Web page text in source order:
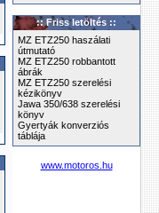
:: Friss letöltés ::
MZ ETZ250 haszálati
útmutató
MZ ETZ250 robbantott
ábrák
MZ ETZ250 szerelési
kézikönyv
Jawa 350/638 szerelési
könyv
Gyertyák konverziós
táblája
www.motoros.hu